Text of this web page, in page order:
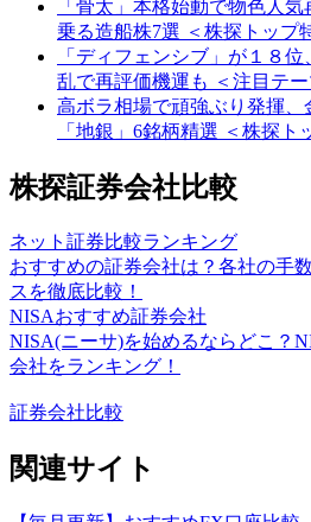
「骨太」本格始動で物色人
乗る造船株7選 ＜株探トップ
「ディフェンシブ」が１８
乱で再評価機運も ＜注目テー
高ボラ相場で頑強ぶり発揮、
「地銀」6銘柄精選 ＜株探ト
株探証券会社比較
ネット証券比較ランキング
おすすめの証券会社は？各社の手
スを徹底比較！
NISAおすすめ証券会社
NISA(ニーサ)を始めるならどこ？
会社をランキング！
証券会社比較
関連サイト